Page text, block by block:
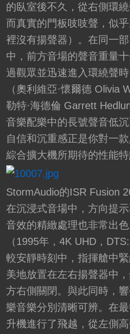
的臥室後不久，從右側環
而真實的門板吱吱聲，似
裡沒有揚聲器）。在同一
中，前方音場的聲音重量
過觀眾並迅速進入環繞聲
（奧利維亞·懷爾德 Olivia
勒特·海德倫 Garrett
音樂配樂中的長號聲音低
自信和沉重感正是你對一
綜合擴大機所期待的性能特
StormAudio的ISR Fusion
在沉浸式音場中，方向提
音效的精緻處理也非常出
（1995年，4K UHD，
較安靜時刻中，指揮艙中
美地放置在左右揚聲器中
方右側關閉。與此同時，
樂音樂分別清晰可辨。在
升機進行了飛越，從左側